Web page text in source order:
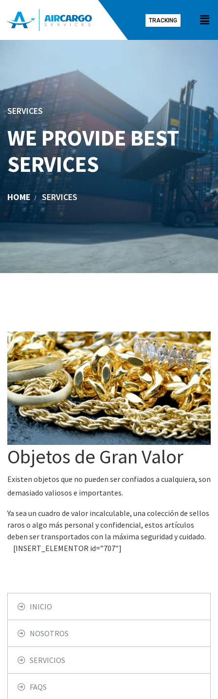
TRACKING
SERVICES
WE PROVIDE BEST
SERVICES
HOME SERVICES
Objetos de Gran Valor
Existen objetos que no pueden ser confiados a cualquiera, son
demasiado valiosos e importantes.
Ya sea un cuadro de valor incalculable, una colección de sellos
raros o algo más personal y confidencial, estos artículos
deben ser transportados con la máxima seguridad y cuidado.
[INSERT_ELEMENTOR id=”707″]
INICIO
NOSOTROS
SERVICIOS
FAQS